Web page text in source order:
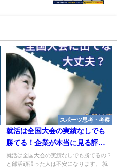
スポーツ思考・考察
就活は全国大会の実績なしでも
勝てる！企業が本当に見る評価
基準
就活は全国大会の実績なしでも勝てるの？
と部活頑張った人は不安になります。 就